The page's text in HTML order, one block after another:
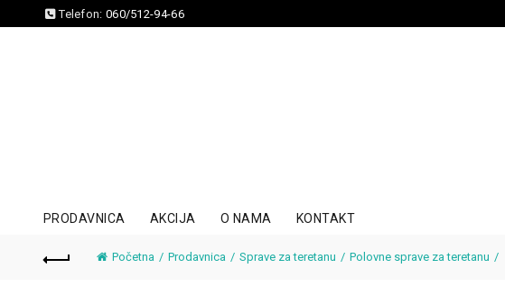
Telefon: 060/512-94-66
PRODAVNICA AKCIJA O NAMA KONTAKT
Početna Prodavnica Sprave za teretanu Polovne sprave za teretanu